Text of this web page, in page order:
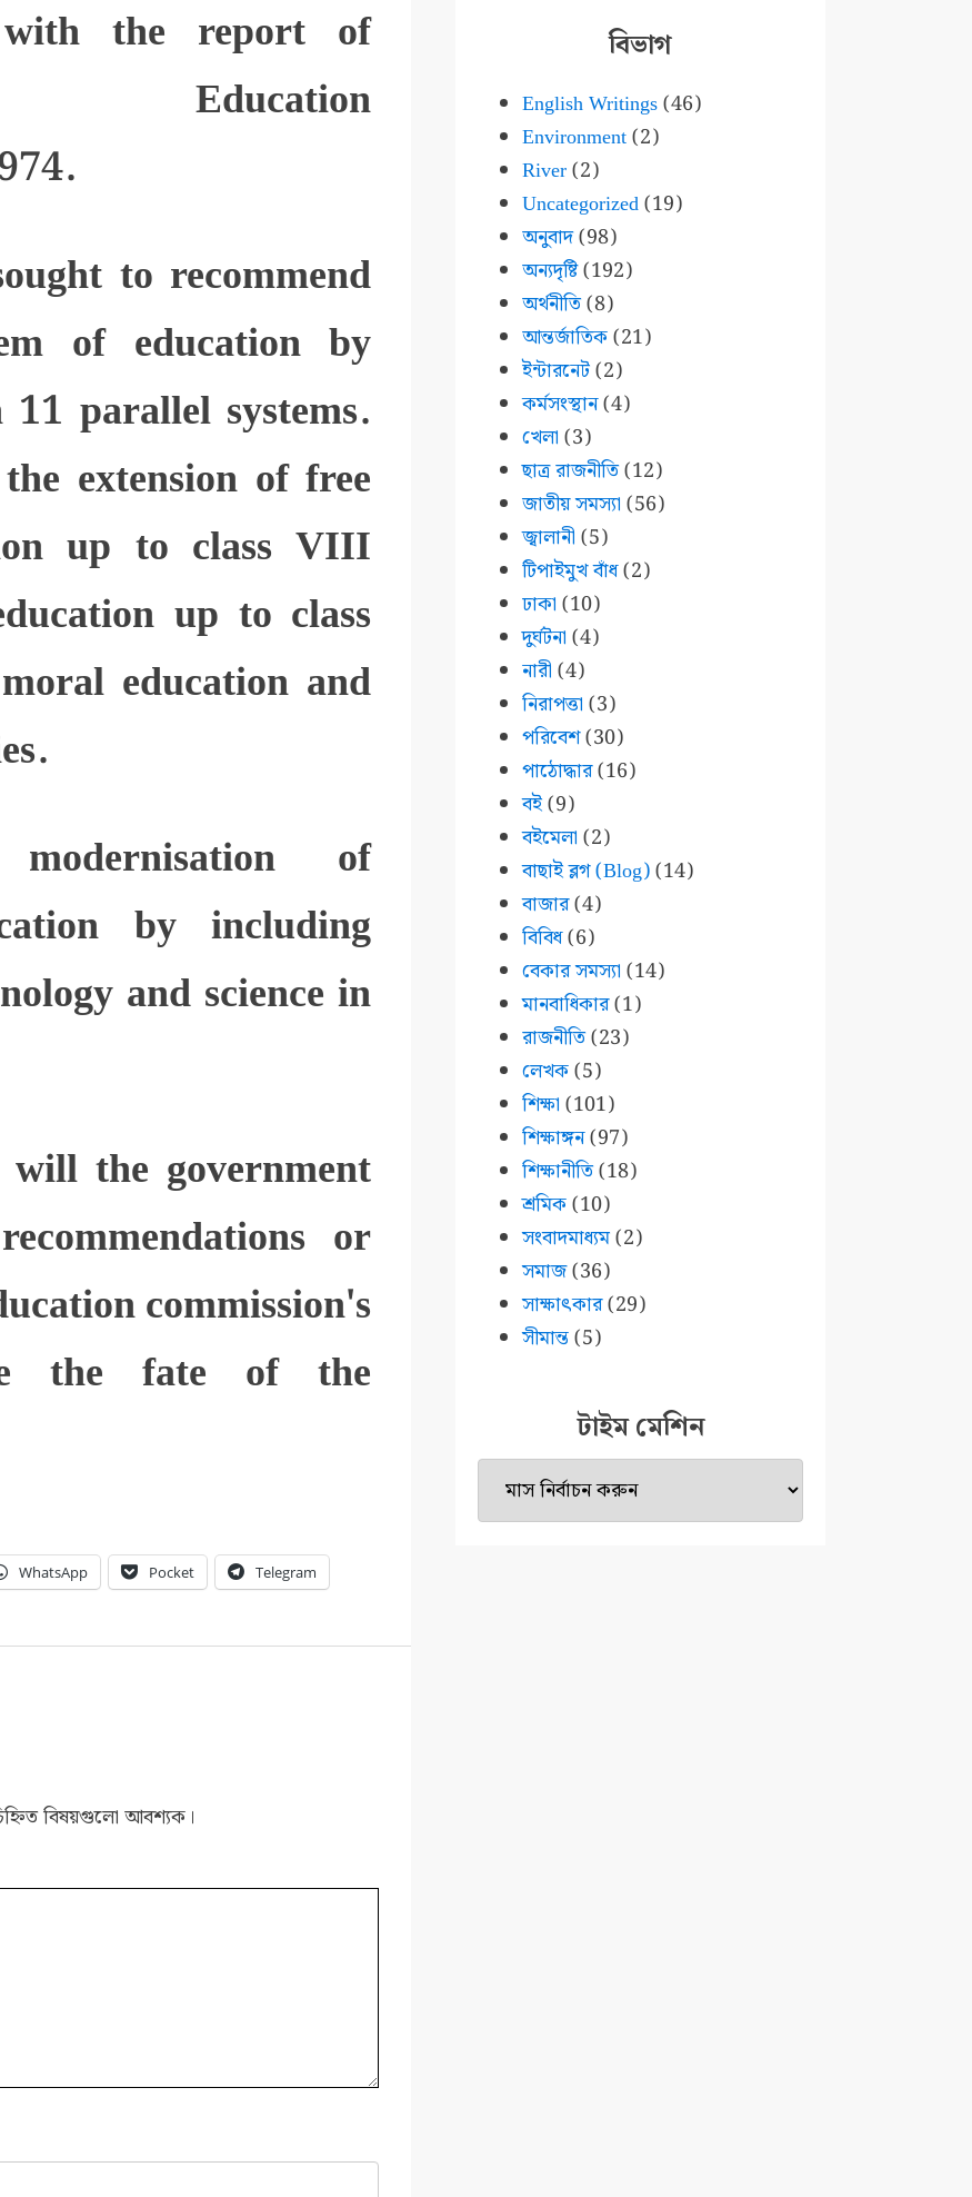
the report of
Education
to recommend
of education by
parallel systems.
extension of free
up to class VIII
up to class
education and
of
by including
and science in
the government
or
commission's
the fate of the
WhatsApp Pocket Telegram
বিষয়গুলো আবশ্যক।
বিভাগ
English Writings(46)
Environment(2)
River(2)
Uncategorized(19)
অনুবাদ(98)
অন্যদৃষ্টি(192)
অর্থনীতি(8)
আন্তর্জাতিক(21)
ইন্টারনেট(2)
কর্মসংস্থান(4)
খেলা (3)
ছাত্র রাজনীতি(12)
জাতীয় সমস্যা (56)
জ্বালানী (5)
টিপাইমুখ বাঁধ(2)
ঢাকা (10)
দুর্ঘটনা (4)
নারী (4)
নিরাপত্তা (3)
পরিবেশ(30)
পাঠোদ্ধার(16)
বই(9)
বইমেলা (2)
বাছাই ব্লগ (Blog)(14)
বাজার(4)
বিবিধ(6)
বেকার সমস্যা (14)
মানবাধিকার(1)
রাজনীতি(23)
লেখক(5)
শিক্ষা (101)
শিক্ষাঙ্গন(97)
শিক্ষানীতি(18)
শ্রমিক(10)
সংবাদমাধ্যম(2)
সমাজ(36)
সাক্ষাৎকার(29)
সীমান্ত(5)
টাইম মেশিন
টাইম
মেশিন